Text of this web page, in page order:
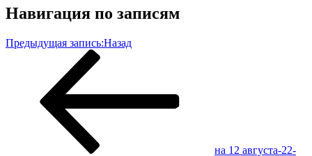
Навигация по записям
Предыдущая запись:Назад
на 12 августа-22-